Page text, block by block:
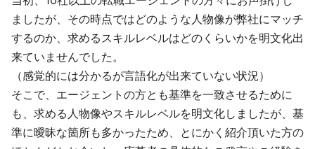
ましたが、その時点ではどのような人物像が弊社にマッチ
するのか、求めるスキルレベルはどのくらいかを明文化出
来ていませんでした。
（感覚的には分かるが言語化が出来ていない状況）
そこで、エージェントの方とも基準を一致させるために
も、求める人物像やスキルレベルを明文化しましたが、基
準に曖昧な箇所も多かったため、とにかく紹介頂いた方の